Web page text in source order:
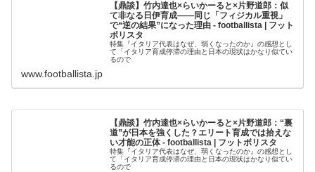
【鼎談】竹内達也×らいかーると×片野道郎：似
て非なる日伊育成――同じ「フィジカル重視」
で“逆の結果”になった理由 - footballista | フット
ボリスタ
特集『イタリア代表はなぜ、弱くなったのか』の感想とし
て「イタリア育成停滞の理由と日本の現状はかなり似てい
るので
www.footballista.jp
【鼎談】竹内達也×らいかーると×片野道郎：“裏
道”が日本を強くした？エリート育成では拾えな
い才能の正体 - footballista | フットボリスタ
特集『イタリア代表はなぜ、弱くなったのか』の感想とし
て「イタリア育成停滞の理由と日本の現状はかなり似てい
るので